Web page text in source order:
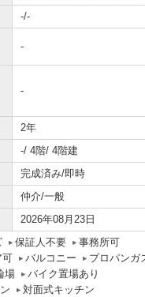
-/-
-
-
2年
-/ 4階/ 4階建
完成済み/即時
仲介/一般
2026年08月23日
保証人不要
事務所可
可 バルコニー
プロパンガ
場
バイク置場あり
対面式キッチン